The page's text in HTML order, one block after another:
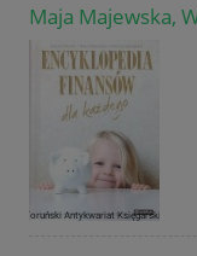
Maja Majewska,